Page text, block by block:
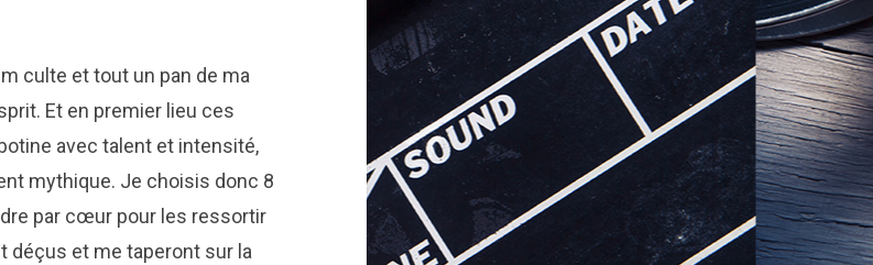
culte et tout un pan de ma
Et en premier lieu ces
avec talent et intensité,
mythique. Je choisis donc 8
par cœur pour les ressortir
déçus et me taperont sur la